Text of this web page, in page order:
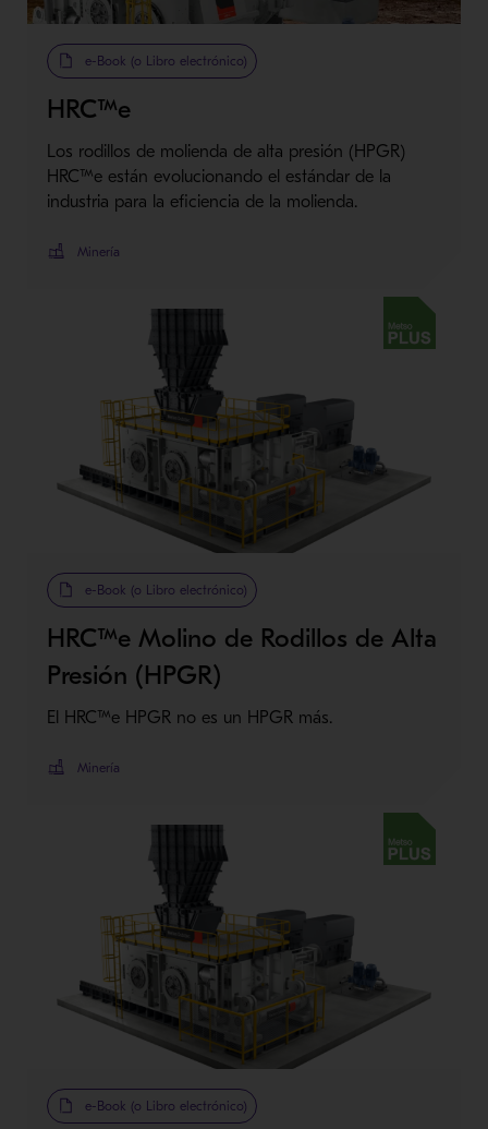
Metso Pluse-Book (o Libro electrónico)
HRC™e
Los rodillos de molienda de alta presión (HPGR)
HRC™e están evolucionando el estándar de la
industria para la eficiencia de la molienda.
Minería
Metso Pluse-Book (o Libro electrónico)
HRC™e Molino de Rodillos de Alta
Presión (HPGR)
El HRC™e HPGR no es un HPGR más.
Minería
Metso Pluse-Book (o Libro electrónico)